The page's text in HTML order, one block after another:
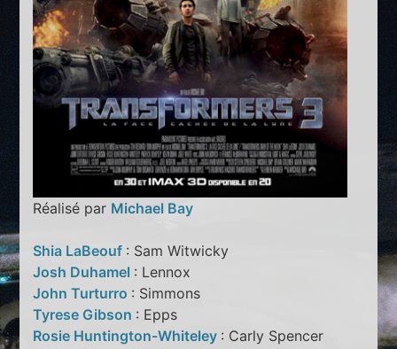
Réalisé par Michael Bay
Shia LaBeouf : Sam Witwicky
Josh Duhamel : Lennox
John Turturro : Simmons
Tyrese Gibson : Epps
Rosie Huntington-Whiteley : Carly Spencer